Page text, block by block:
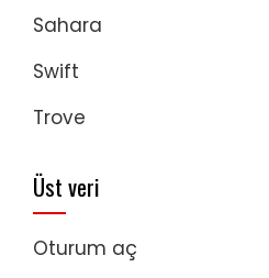
Sahara
Swift
Trove
Üst veri
Oturum aç